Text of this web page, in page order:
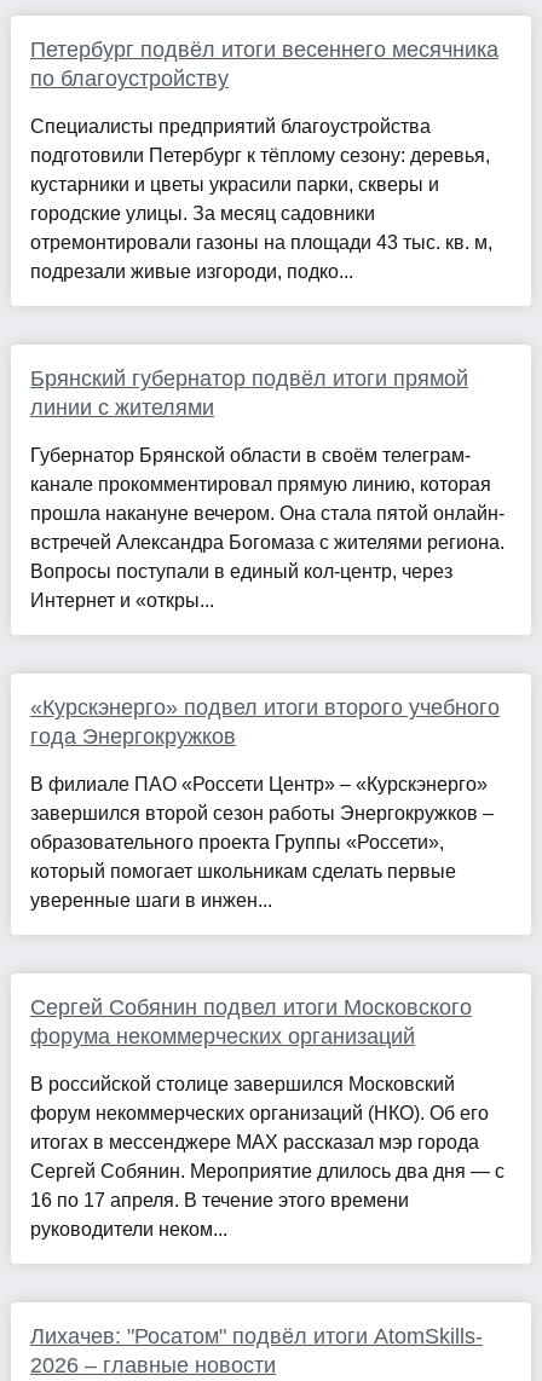
Петербург подвёл итоги весеннего месячника
по благоустройству
Специалисты предприятий благоустройства
подготовили Петербург к тёплому сезону: деревья,
кустарники и цветы украсили парки, скверы и
городские улицы. За месяц садовники
отремонтировали газоны на площади 43 тыс. кв. м,
подрезали живые изгороди, подко...
Брянский губернатор подвёл итоги прямой
линии с жителями
Губернатор Брянской области в своём телеграм-
канале прокомментировал прямую линию, которая
прошла накануне вечером. Она стала пятой онлайн-
встречей Александра Богомаза с жителями региона.
Вопросы поступали в единый кол-центр, через
Интернет и «откры...
«Курскэнерго» подвел итоги второго учебного
года Энергокружков
В филиале ПАО «Россети Центр» – «Курскэнерго»
завершился второй сезон работы Энергокружков –
образовательного проекта Группы «Россети»,
который помогает школьникам сделать первые
уверенные шаги в инжен...
Сергей Собянин подвел итоги Московского
форума некоммерческих организаций
В российской столице завершился Московский
форум некоммерческих организаций (НКО). Об его
итогах в мессенджере MAX рассказал мэр города
Сергей Собянин. Мероприятие длилось два дня — с
16 по 17 апреля. В течение этого времени
руководители неком...
Лихачев: "Росатом" подвёл итоги AtomSkills-
2026 – главные новости